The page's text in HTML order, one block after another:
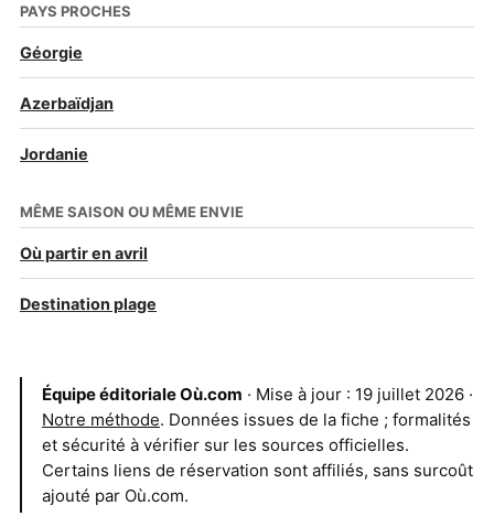
PAYS PROCHES
Géorgie
Azerbaïdjan
Jordanie
MÊME SAISON OU MÊME ENVIE
Où partir en avril
Destination plage
Équipe éditoriale Où.com · Mise à jour : 19 juillet 2026 ·
Notre méthode. Données issues de la fiche ; formalités
et sécurité à vérifier sur les sources officielles.
Certains liens de réservation sont affiliés, sans surcoût
ajouté par Où.com.